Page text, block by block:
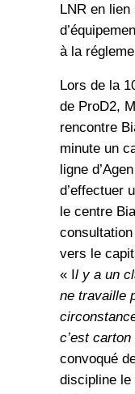
LNR en
à la
Lors de la
de ProD2,
rencontre
minute un
ligne d’Agen
d’effectuer
le centre
consultation
vers le
« I l y a un
ne travaille
c’est carton
convoqué
discipline le